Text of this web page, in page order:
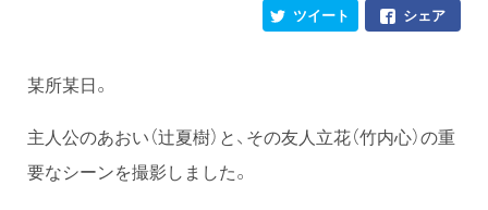
シェア
ツイート
某所某日。
主人公のあおい（辻夏樹）と、その友人立花（竹内心）の重
要なシーンを撮影しました。